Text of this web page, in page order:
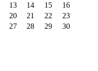
13 14 15
16
20 21 22
23
27 28 29
30